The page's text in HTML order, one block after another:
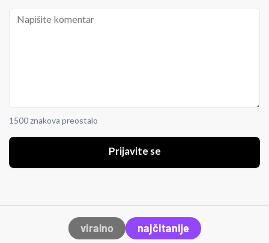
1500 znakova preostalo
Prijavite se
viralno najčitanije